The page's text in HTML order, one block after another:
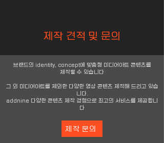
제작 견적 및 문의
브랜드의 identity, concept에 맞춤형 미디어아트 콘텐츠를
제작할 수 있습니다​
그 외 미디어아트를 제외한 다양한 영상 콘텐츠 제작해 드리고 있습
니다.
addnine 다양한 콘텐츠 제작 경험으로 최고의 서비스를 제공합니
다
제작 문의